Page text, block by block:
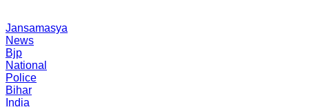
Jansamasya
News
Bjp
National
Police
Bihar
India